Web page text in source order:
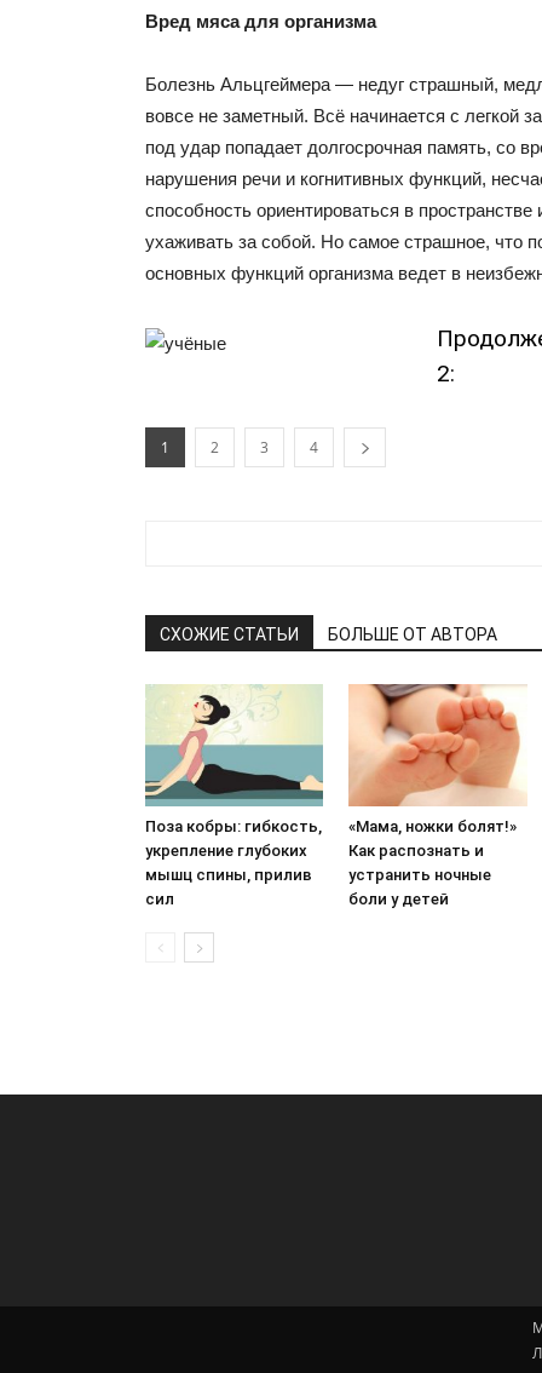
Вред мяса для организма
Болезнь Альцгеймера — недуг страшный,
вовсе не заметный. Всё начинается с легкой
под удар попадает долгосрочная память, со
нарушения речи и когнитивных функций,
способность ориентироваться в
ухаживать за собой. Но самое страшное, что
основных функций организма ведет в
2:
1 2 3 4
СХОЖИЕ СТАТЬИ БОЛЬШЕ ОТ АВТОРА
Поза кобры: гибкость,
укрепление глубоких
мышц спины, прилив
сил
«Мама, ножки болят!»
Как распознать и
устранить ночные
боли у детей